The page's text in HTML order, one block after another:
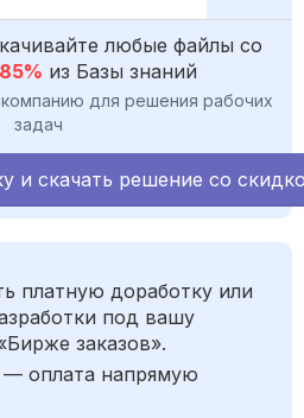
любые файлы со
из Базы знаний
для решения рабочих
задач
и скачать решение со
платную доработку или
под вашу
заказов».
оплата напрямую